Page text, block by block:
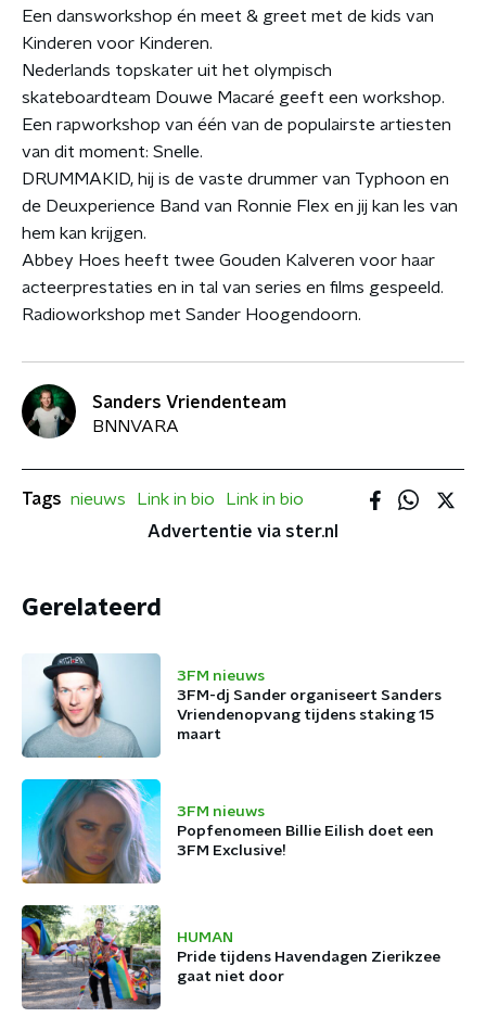
Een dansworkshop én meet & greet met de kids van
Kinderen voor Kinderen.
Nederlands topskater uit het olympisch
skateboardteam Douwe Macaré geeft een workshop.
Een rapworkshop van één van de populairste artiesten
van dit moment: Snelle.
DRUMMAKID, hij is de vaste drummer van Typhoon en
de Deuxperience Band van Ronnie Flex en jij kan les van
hem kan krijgen.
Abbey Hoes heeft twee Gouden Kalveren voor haar
acteerprestaties en in tal van series en films gespeeld.
Radioworkshop met Sander Hoogendoorn.
Sanders Vriendenteam
BNNVARA
Tags nieuws Link in bio
Link in bio
Advertentie via ster.nl
Gerelateerd
3FM nieuws
3FM-dj Sander organiseert Sanders
Vriendenopvang tijdens staking 15
maart
3FM nieuws
Popfenomeen Billie Eilish doet een
3FM Exclusive!
HUMAN
Pride tijdens Havendagen Zierikzee
gaat niet door